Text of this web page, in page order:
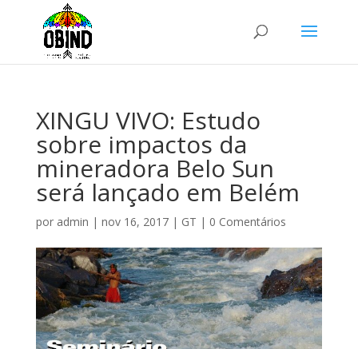
XINGU VIVO: Estudo
sobre impactos da
mineradora Belo Sun
será lançado em Belém
por admin | nov 16, 2017| GT | 0 Comentários